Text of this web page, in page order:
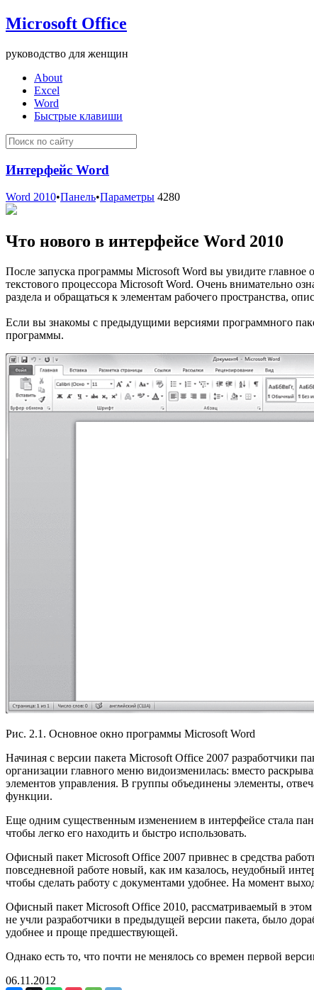
Microsoft Office
руководство для женщин
About
Excel
Word
Быстрые клавиши
Интерфейс Word
Word 2010•Панель•Параметры 4280
Что нового в интерфейсе Word 2010
После запуска программы Microsoft Word вы увидите
текстового процессора Microsoft Word. Очень внимательно
раздела и обращаться к элементам рабочего пространства,
Если вы знакомы с предыдущими версиями программного
программы.
Рис. 2.1. Основное окно программы Microsoft Word
Начиная с версии пакета Microsoft Office 2007 разработчики
организации главного меню видоизменилась: вместо
элементов управления. В группы объединены элементы,
функции.
Еще одним существенным изменением в интерфейсе стала
чтобы легко его находить и быстро использовать.
Офисный пакет Microsoft Office 2007 привнес в средства
повседневной работе новый, как им казалось, неудобный
чтобы сделать работу с документами удобнее. На момент
Офисный пакет Microsoft Office 2010, рассматриваемый в
не учли разработчики в предыдущей версии пакета, было
удобнее и проще предшествующей.
Однако есть то, что почти не менялось со времен первой
06.11.2012